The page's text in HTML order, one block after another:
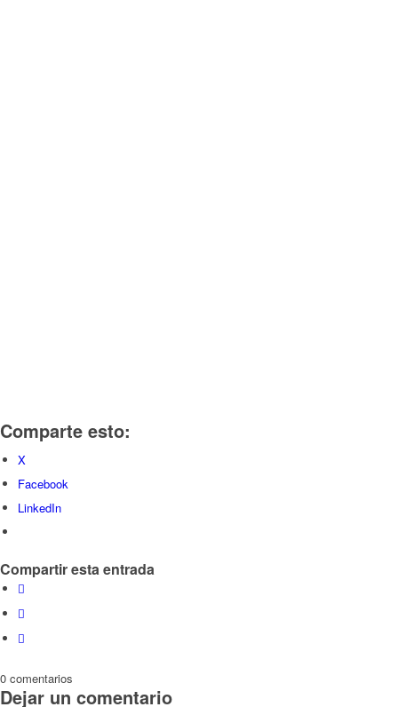
Comparte esto:
X
Facebook
LinkedIn
Compartir esta entrada
0 comentarios
Dejar un comentario